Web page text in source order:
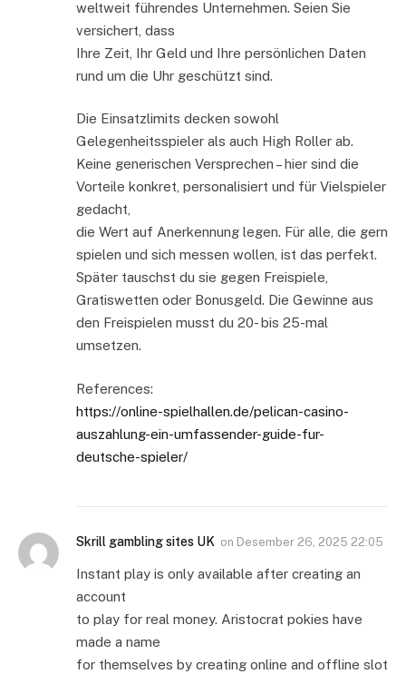
weltweit führendes Unternehmen. Seien Sie
versichert, dass
Ihre Zeit, Ihr Geld und Ihre persönlichen Daten
rund um die Uhr geschützt sind.
Die Einsatzlimits decken sowohl
Gelegenheitsspieler als auch High Roller ab.
Keine generischen Versprechen – hier sind die
Vorteile konkret, personalisiert und für Vielspieler
gedacht,
die Wert auf Anerkennung legen. Für alle, die gern
spielen und sich messen wollen, ist das perfekt.
Später tauschst du sie gegen Freispiele,
Gratiswetten oder Bonusgeld. Die Gewinne aus
den Freispielen musst du 20- bis 25-mal
umsetzen.
References:
https://online-spielhallen.de/pelican-casino-
auszahlung-ein-umfassender-guide-fur-
deutsche-spieler/
Skrill gambling sites UK on Desember 26, 2025 22:05
Instant play is only available after creating an
account
to play for real money. Aristocrat pokies have
made a name
for themselves by creating online and offline slot